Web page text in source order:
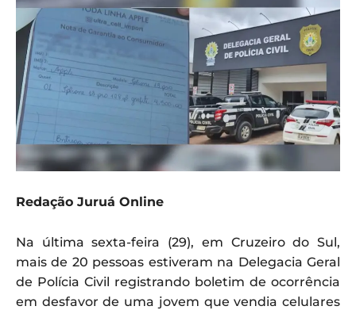
Redação Juruá Online
Na última sexta-feira (29), em Cruzeiro do Sul,
mais de 20 pessoas estiveram na Delegacia Geral
de Polícia Civil registrando boletim de ocorrência
em desfavor de uma jovem que vendia celulares